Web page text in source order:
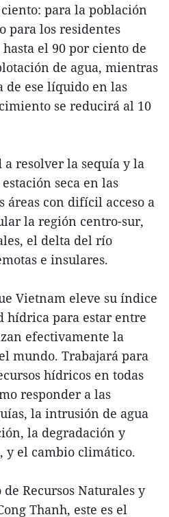
para la población
para los residentes
el 90 por ciento de
de agua, mientras
de ese líquido en las
se reducirá al 10
resolver la sequía y la
seca en las
áreas con difícil acceso a
la región centro-sur,
el delta del río
e insulares.
Vietnam eleve su índice
hídrica para estar entre
efectivamente la
mundo. Trabajará para
hídricos en todas
responder a las
la intrusión de agua
la degradación y
y el cambio climático.
Recursos Naturales y
Thanh, este es el